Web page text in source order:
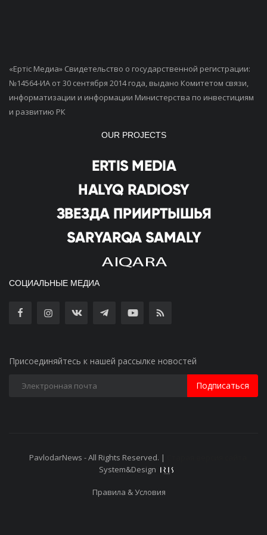
«Ертiс Медиа» Свидетельство о государственной регистрации:
№14564-ИА от 30 сентября 2014 года, выдано Комитетом связи,
информатизации и информации Министерства по инвестициям
и развитию РК
OUR PROJECTS
СОЦИАЛЬНЫЕ МЕДИА
Присоединяйтесь к нашей рассылке новостей
Подписаться
PavlodarNews - All Rights Reserved. |
System&Design
Правила & Условия